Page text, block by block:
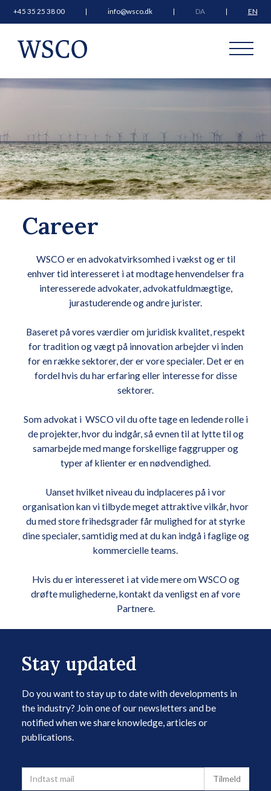
+45 35 25 38 00 info@wsco.dk DA EN
Career
WSCO er en advokatvirksomhed i vækst og er til
enhver tid interesseret i at modtage henvendelser fra
interesserede advokater, advokatfuldmægtige,
jurastuderende og andre jurister.
Baseret på vores værdier om juridisk kvalitet, respekt
for tradition og vægt på innovation arbejder vi inden
for en række sektorer, der er vore specialer. Det er en
fordel hvis du har erfaring eller interesse for disse
sektorer.
Som advokat i WSCO vil du ofte tage en ledende rolle i
de projekter, hvor du indgår, så evnen til at lytte til og
samarbejde med mange forskellige faggrupper og
typer af klienter er en nødvendighed.
Uanset hvilket niveau du indplaceres på i vor
organisation kan vi tilbyde meget attraktive vilkår, hvor
du med store frihedsgrader får mulighed for at styrke
dine specialer, samtidig med at du kan indgå i faglige og
kommercielle teams.
Hvis du er interesseret i at vide mere om WSCO og
drøfte mulighederne, kontakt da venligst en af vore
Partnere.
Stay updated
Do you want to stay up to date with developments in
the industry? Join one of our newsletters and be
notified when we share knowledge, articles or
publications.